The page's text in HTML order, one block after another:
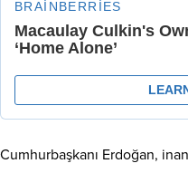
Cumhurbaşkanı Erdoğan,